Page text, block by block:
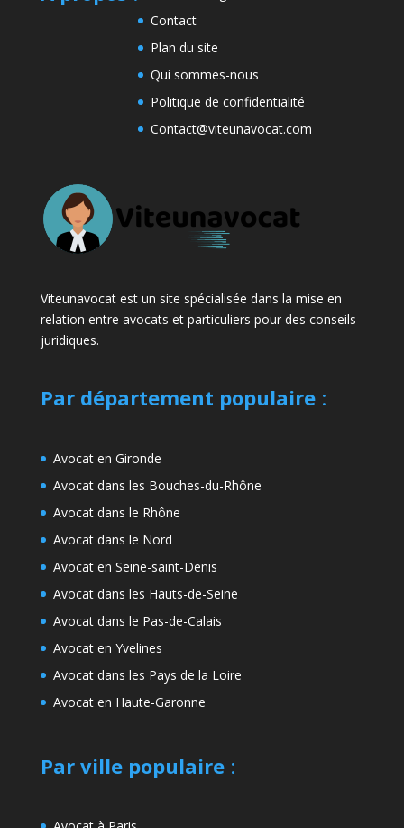
Contact
Plan du site
Qui sommes-nous
Politique de confidentialité
Contact@viteunavocat.com
Viteunavocat est un site spécialisée dans la mise en
relation entre avocats et particuliers pour des conseils
juridiques.
Par département populaire:
Avocat en Gironde
Avocat dans les Bouches-du-Rhône
Avocat dans le Rhône
Avocat dans le Nord
Avocat en Seine-saint-Denis
Avocat dans les Hauts-de-Seine
Avocat dans le Pas-de-Calais
Avocat en Yvelines
Avocat dans les Pays de la Loire
Avocat en Haute-Garonne
Par ville populaire: